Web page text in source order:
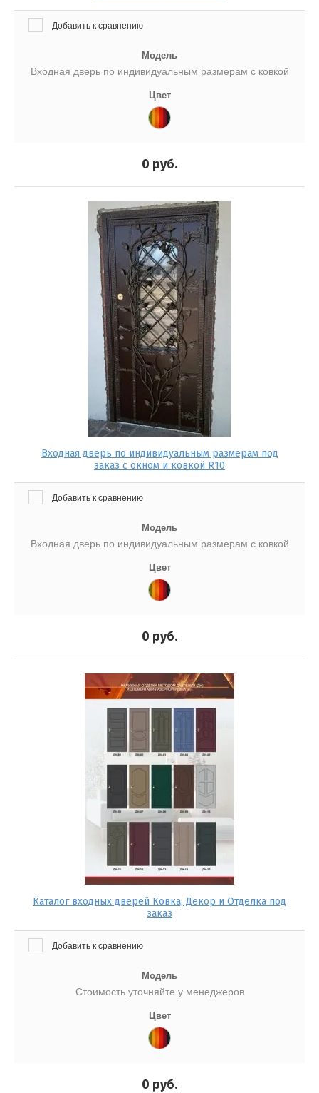
Добавить к сравнению
Модель
Входная дверь по индивидуальным размерам с ковкой
Цвет
0 руб.
Входная дверь по индивидуальным размерам под
заказ с окном и ковкой R10
Добавить к сравнению
Модель
Входная дверь по индивидуальным размерам с ковкой
Цвет
0 руб.
Каталог входных дверей Ковка, Декор и Отделка под
заказ
Добавить к сравнению
Модель
Стоимость уточняйте у менеджеров
Цвет
0 руб.